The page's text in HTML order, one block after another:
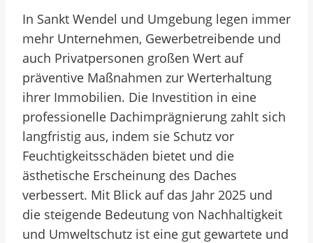
In Sankt Wendel und Umgebung legen immer
mehr Unternehmen, Gewerbetreibende und
auch Privatpersonen großen Wert auf
präventive Maßnahmen zur Werterhaltung
ihrer Immobilien. Die Investition in eine
professionelle Dachimprägnierung zahlt sich
langfristig aus, indem sie Schutz vor
Feuchtigkeitsschäden bietet und die
ästhetische Erscheinung des Daches
verbessert. Mit Blick auf das Jahr 2025 und
die steigende Bedeutung von Nachhaltigkeit
und Umweltschutz ist eine gut gewartete und